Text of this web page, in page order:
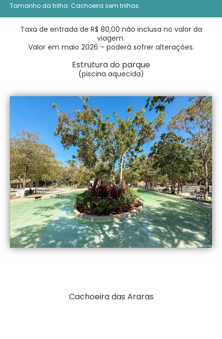
Tamanho da trilha: Cachoeira sem trilhas.
Taxa de entrada de R$ 80,00 não inclusa no valor da
viagem.
Valor em maio 2026 – poderá sofrer alterações.
Estrutura do parque
(piscina aquecida)
Cachoeira das Araras